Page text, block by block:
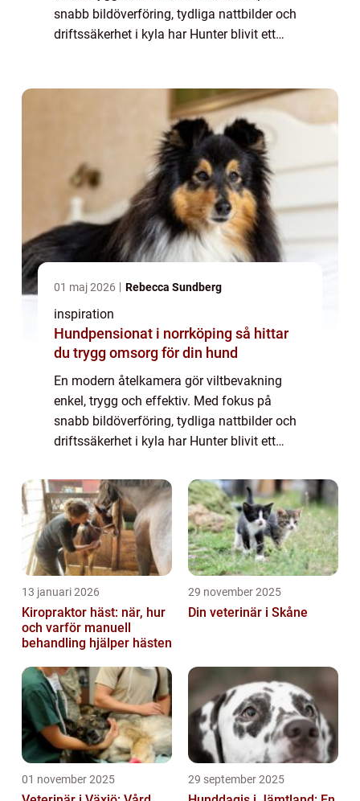
snabb bildöverföring, tydliga nattbilder och
driftssäkerhet i kyla har Hunter blivit ett
01 maj 2026 Rebecca Sundberg
inspiration
Hundpensionat i norrköping så hittar
du trygg omsorg för din hund
En modern åtelkamera gör viltbevakning
enkel, trygg och effektiv. Med fokus på
snabb bildöverföring, tydliga nattbilder och
driftssäkerhet i kyla har Hunter blivit ett
13 januari 2026
Kiropraktor häst: när, hur
och varför manuell
behandling hjälper hästen
29 november 2025
Din veterinär i Skåne
01 november 2025 29 september 2025